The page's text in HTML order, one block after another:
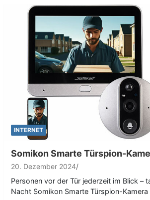
INTERNET
Somikon Smarte Türspion-
20. Dezember 2024
Personen vor der Tür jederzeit im Blick –
Nacht Somikon Smarte Türspion-